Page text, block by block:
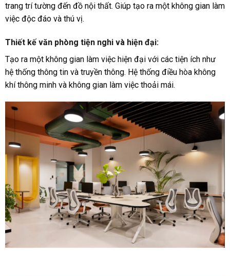
trang trí tường đến đồ nội thất. Giúp tạo ra một không gian làm
việc độc đáo và thú vị.
Thiết kế văn phòng tiện nghi và hiện đại:
Tạo ra một không gian làm việc hiện đại với các tiện ích như
hệ thống thông tin và truyền thông. Hệ thống điều hòa không
khí thông minh và không gian làm việc thoải mái.